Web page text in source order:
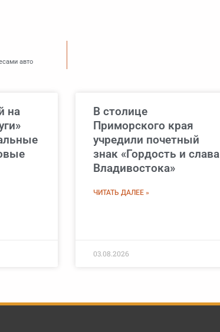
авто
на
В столице
Приморского края
учредили почетный
знак «Гордость и слава
Владивостока»
ЧИТАТЬ ДАЛЕЕ »
03.08.2026